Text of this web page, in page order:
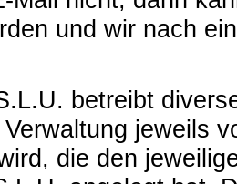
und wir nach
betreibt
jeweils
die den